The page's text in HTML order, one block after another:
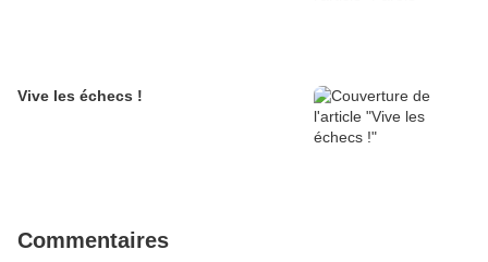
Vive les échecs !
Commentaires